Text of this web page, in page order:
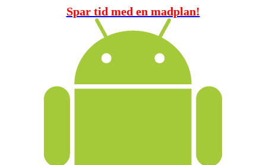
Spar tid med en madplan!